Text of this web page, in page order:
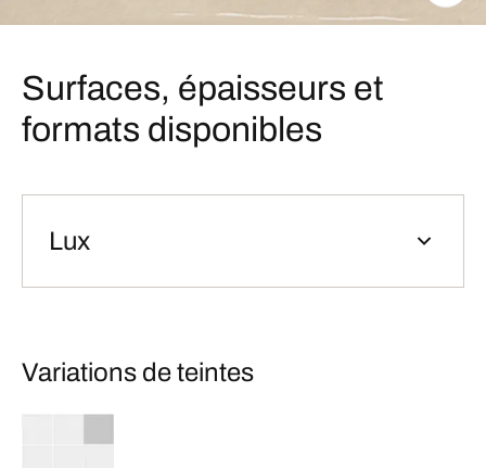
Surfaces, épaisseurs et
formats disponibles
Lux
Variations de teintes